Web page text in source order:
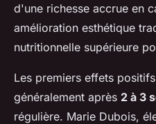
d'une richesse accrue en
amélioration esthétique
nutritionnelle supérieure
Les premiers effets
généralement après 2 à 3
régulière. Marie Dubois,